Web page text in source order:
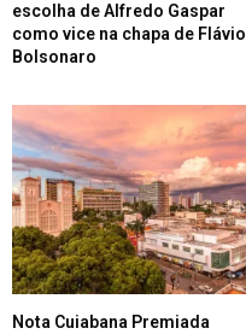
escolha de Alfredo Gaspar
como vice na chapa de Flávio
Bolsonaro
Nota Cuiabana Premiada